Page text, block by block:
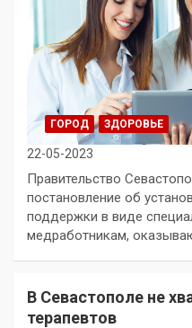
ГОРОД ЗДОРОВЬЕ
22-05-2023
Правительство
постановление об
поддержки в виде
медработникам,
В Севастополе не
терапевтов